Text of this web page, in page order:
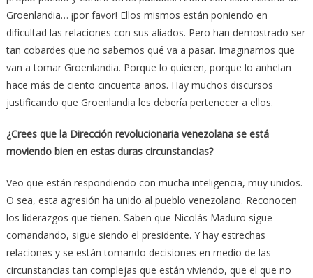
Groenlandia… ¡por favor! Ellos mismos están poniendo en
dificultad las relaciones con sus aliados. Pero han demostrado ser
tan cobardes que no sabemos qué va a pasar. Imaginamos que
van a tomar Groenlandia. Porque lo quieren, porque lo anhelan
hace más de ciento cincuenta años. Hay muchos discursos
justificando que Groenlandia les debería pertenecer a ellos.
¿Crees que la Dirección revolucionaria venezolana se está
moviendo bien en estas duras circunstancias?
Veo que están respondiendo con mucha inteligencia, muy unidos.
O sea, esta agresión ha unido al pueblo venezolano. Reconocen
los liderazgos que tienen. Saben que Nicolás Maduro sigue
comandando, sigue siendo el presidente. Y hay estrechas
relaciones y se están tomando decisiones en medio de las
circunstancias tan complejas que están viviendo, que el que no